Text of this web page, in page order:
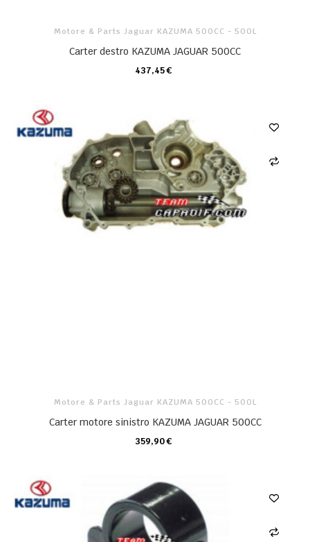
Motore & Parts Jaguar KAZUMA 500CC - 500L
Carter destro KAZUMA JAGUAR 500CC
437,45 €
CARRELLO
Motore & Parts Jaguar KAZUMA 500CC - 500L
Carter motore sinistro KAZUMA JAGUAR 500CC
359,90 €
CARRELLO